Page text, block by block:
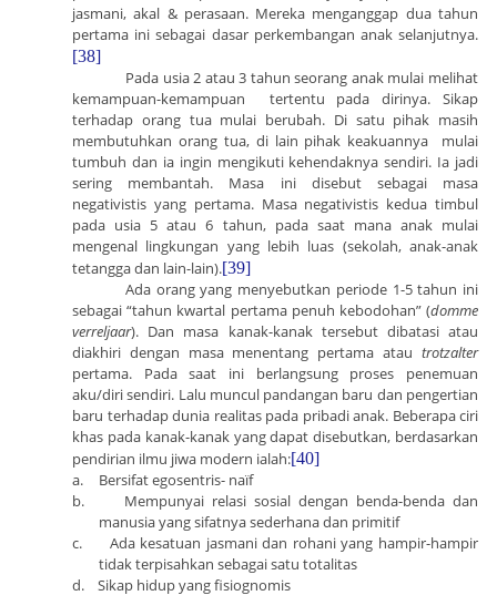
jasmani, akal & perasaan. Mereka menganggap dua tahun
pertama ini sebagai dasar perkembangan anak selanjutnya.
[38]
Pada usia 2 atau 3 tahun seorang anak mulai melihat
kemampuan-kemampuan tertentu pada dirinya. Sikap
terhadap orang tua mulai berubah. Di satu pihak masih
membutuhkan orang tua, di lain pihak keakuannya mulai
tumbuh dan ia ingin mengikuti kehendaknya sendiri. Ia jadi
sering membantah. Masa ini disebut sebagai masa
negativistis yang pertama. Masa negativistis kedua timbul
pada usia 5 atau 6 tahun, pada saat mana anak mulai
mengenal lingkungan yang lebih luas (sekolah, anak-anak
tetangga dan lain-lain).[39]
Ada orang yang menyebutkan periode 1-5 tahun ini
sebagai “tahun kwartal pertama penuh kebodohan” (domme
verreljaar). Dan masa kanak-kanak tersebut dibatasi atau
diakhiri dengan masa menentang pertama atau trotzalter
pertama. Pada saat ini berlangsung proses penemuan
aku/diri sendiri. Lalu muncul pandangan baru dan pengertian
baru terhadap dunia realitas pada pribadi anak. Beberapa ciri
khas pada kanak-kanak yang dapat disebutkan, berdasarkan
pendirian ilmu jiwa modern ialah:[40]
a.
Bersifat egosentris- naïf
b.
Mempunyai relasi sosial dengan benda-benda dan
manusia yang sifatnya sederhana dan primitif
c.
Adakesatuan jasmani dan rohani yang hampir-hampir
tidak terpisahkan sebagai satu totalitas
d.
Sikap hidup yang fisiognomis